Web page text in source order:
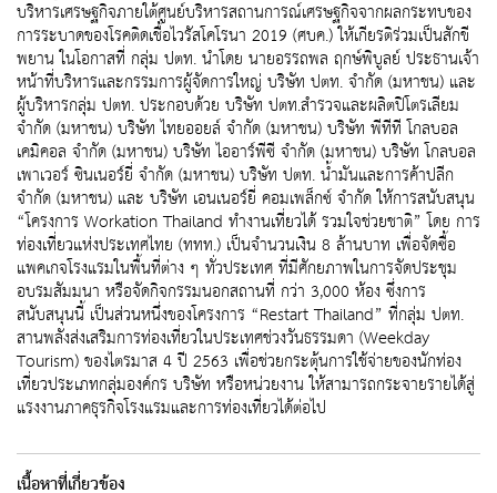
บริหารเศรษฐกิจภายใต้ศูนย์บริหารสถานการณ์เศรษฐกิจจากผลกระทบของ
การระบาดของโรคติดเชื้อไวรัสโคโรนา 2019 (ศบค.) ให้เกียรติร่วมเป็นสักขี
พยาน ในโอกาสที่ กลุ่ม ปตท. นำโดย นายอรรถพล ฤกษ์พิบูลย์ ประธานเจ้า
หน้าที่บริหารและกรรมการผู้จัดการใหญ่ บริษัท ปตท. จำกัด (มหาชน) และ
ผู้บริหารกลุ่ม ปตท. ประกอบด้วย บริษัท ปตท.สำรวจและผลิตปิโตรเลียม
จำกัด (มหาชน) บริษัท ไทยออยล์ จำกัด (มหาชน) บริษัท พีทีที โกลบอล
เคมิคอล จำกัด (มหาชน) บริษัท ไออาร์พีซี จำกัด (มหาชน) บริษัท โกลบอล
เพาเวอร์ ซินเนอร์ยี่ จำกัด (มหาชน) บริษัท ปตท. น้ำมันและการค้าปลีก
จำกัด (มหาชน) และ บริษัท เอนเนอร์ยี่ คอมเพล็กซ์ จำกัด ให้การสนับสนุน
“โครงการ Workation Thailand ทำงานเที่ยวได้ รวมใจช่วยชาติ” โดย การ
ท่องเที่ยวแห่งประเทศไทย (ททท.) เป็นจำนวนเงิน 8 ล้านบาท เพื่อจัดซื้อ
แพคเกจโรงแรมในพื้นที่ต่าง ๆ ทั่วประเทศ ที่มีศักยภาพในการจัดประชุม
อบรมสัมมนา หรือจัดกิจกรรมนอกสถานที่ กว่า 3,000 ห้อง ซึ่งการ
สนับสนุนนี้ เป็นส่วนหนึ่งของโครงการ “Restart Thailand” ที่กลุ่ม ปตท.
สานพลังส่งเสริมการท่องเที่ยวในประเทศช่วงวันธรรมดา (Weekday
Tourism) ของไตรมาส 4 ปี 2563 เพื่อช่วยกระตุ้นการใช้จ่ายของนักท่อง
เที่ยวประเภทกลุ่มองค์กร บริษัท หรือหน่วยงาน ให้สามารถกระจายรายได้สู่
แรงงานภาคธุรกิจโรงแรมและการท่องเที่ยวได้ต่อไป
เนื้อหาที่เกี่ยวข้อง